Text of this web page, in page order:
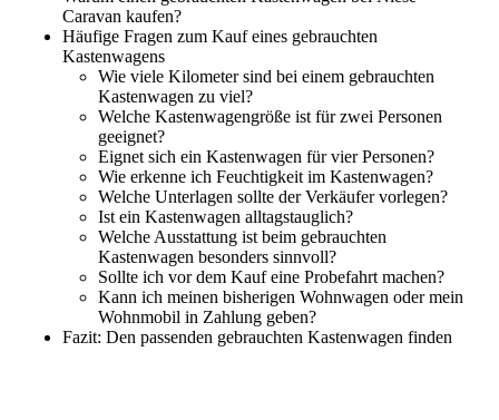
Caravan kaufen?
Häufige Fragen zum Kauf eines gebrauchten
Kastenwagens
Wie viele Kilometer sind bei einem gebrauchten
Kastenwagen zu viel?
Welche Kastenwagengröße ist für zwei Personen
geeignet?
Eignet sich ein Kastenwagen für vier Personen?
Wie erkenne ich Feuchtigkeit im Kastenwagen?
Welche Unterlagen sollte der Verkäufer vorlegen?
Ist ein Kastenwagen alltagstauglich?
Welche Ausstattung ist beim gebrauchten
Kastenwagen besonders sinnvoll?
Sollte ich vor dem Kauf eine Probefahrt machen?
Kann ich meinen bisherigen Wohnwagen oder mein
Wohnmobil in Zahlung geben?
Fazit: Den passenden gebrauchten Kastenwagen finden